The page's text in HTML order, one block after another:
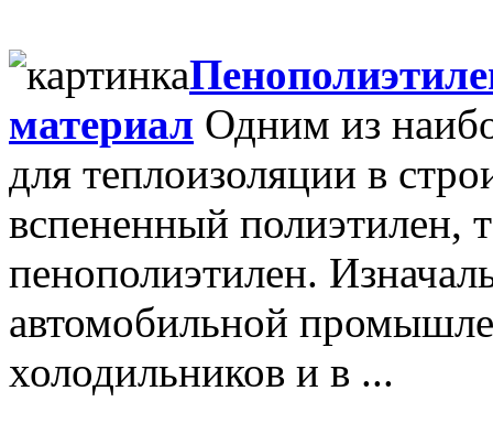
материал Одним из
для теплоизоляции в
вспененный полиэтилен,
пенополиэтилен.
автомобильной
холодильников и в ...